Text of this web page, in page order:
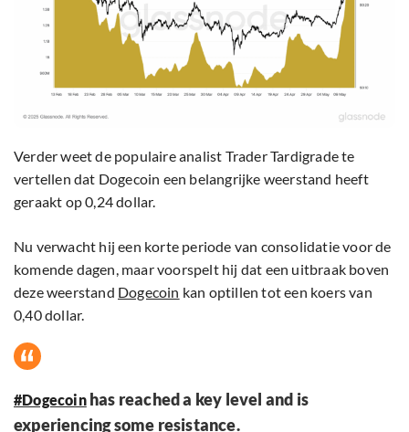
Verder weet de populaire analist Trader Tardigrade te
vertellen dat Dogecoin een belangrijke weerstand heeft
geraakt op 0,24 dollar.
Nu verwacht hij een korte periode van consolidatie voor de
komende dagen, maar voorspelt hij dat een uitbraak boven
deze weerstand Dogecoin kan optillen tot een koers van
0,40 dollar.
#Dogecoinhas reached a key level and is
experiencing some resistance.